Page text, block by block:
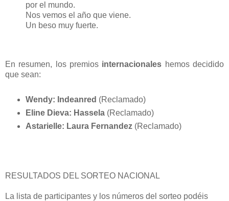
por el mundo.
Nos vemos el año que viene.
Un beso muy fuerte.
En resumen, los premios internacionales hemos decidido
que sean:
Wendy: Indeanred (Reclamado)
Eline Dieva: Hassela(Reclamado)
Astarielle: Laura Fernandez(Reclamado)
RESULTADOS DEL SORTEO NACIONAL
La lista de participantes y los números del sorteo podéis